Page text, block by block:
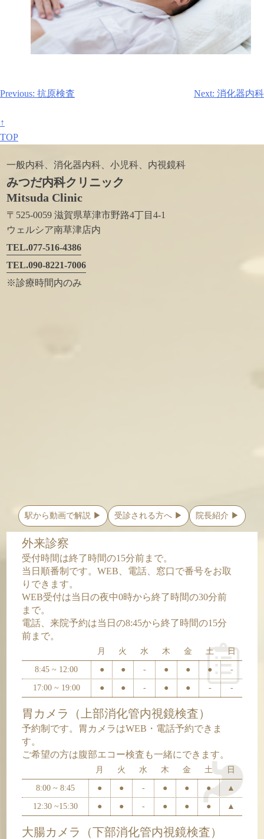
投
ナ
ビ
ー
シ
ョ
ン
Previous: 抗原検査 Next: 消化器内科
↑
TOP
一般内科、消化器内科、小児科、内視鏡科
みつだ内科クリニック
Mitsuda Clinic
〒525-0059 滋賀県草津市野路4丁目4-1
ウェルシア南草津店内
TEL.077-516-4386
TEL.090-8221-7006
※診療時間内のみ
駅から動画で解説 ▶ 受診される方へ ▶ 院長紹介 ▶
外来診察
受付時間は終了時間の15分前まで。
当日順番制です。WEB、電話、窓口で番号をお取
りできます。
WEB受付は当日の夜中0時から終了時間の30分前
まで。
電話、来院予約は当日の8:45から終了時間の15分
前まで。
月 火 水 木 金 土 日
8:45 ~ 12:00 ● ● - ● ● ● -
17:00 ~ 19:00 ● ● - ● ● - -
胃カメラ（上部消化管内視鏡検査）
予約制です。胃カメラはWEB・電話予約できま
す。
ご希望の方は腹部エコー検査も一緒にできます。
月 火 水 木 金 土 日
8:00 ~ 8:45 ● ● - ● ● ● ▲
12:30 ~15:30 ● ● - ● ● ● ▲
大腸カメラ（下部消化管内視鏡検査）